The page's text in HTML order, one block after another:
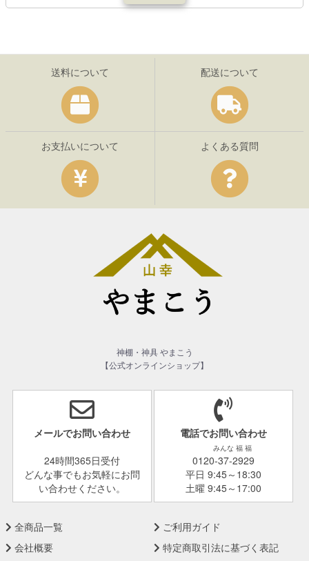
送料について 配送について
お支払いについて よくある質問
神棚・神具 やまこう
【公式オンラインショップ】
メールでお問い合わせ
24時間365日受付
どんな事でもお気軽にお問
い合わせください。
電話でお問い合わせ
みんな 福 福
0120-37-2929
平日 9:45～18:30
土曜 9:45～17:00
全商品一覧
ご利用ガイド
会社概要
特定商取引法に基づく表記